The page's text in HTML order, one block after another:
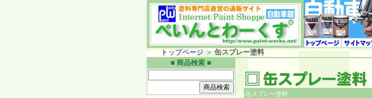
トップページ ＞ 缶スプレー塗料
■ 商品検索 ■
缶スプレー塗料